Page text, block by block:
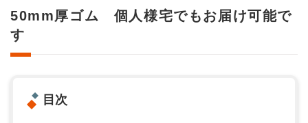
50mm厚ゴム 個人様宅でもお届け可能で
す
目次